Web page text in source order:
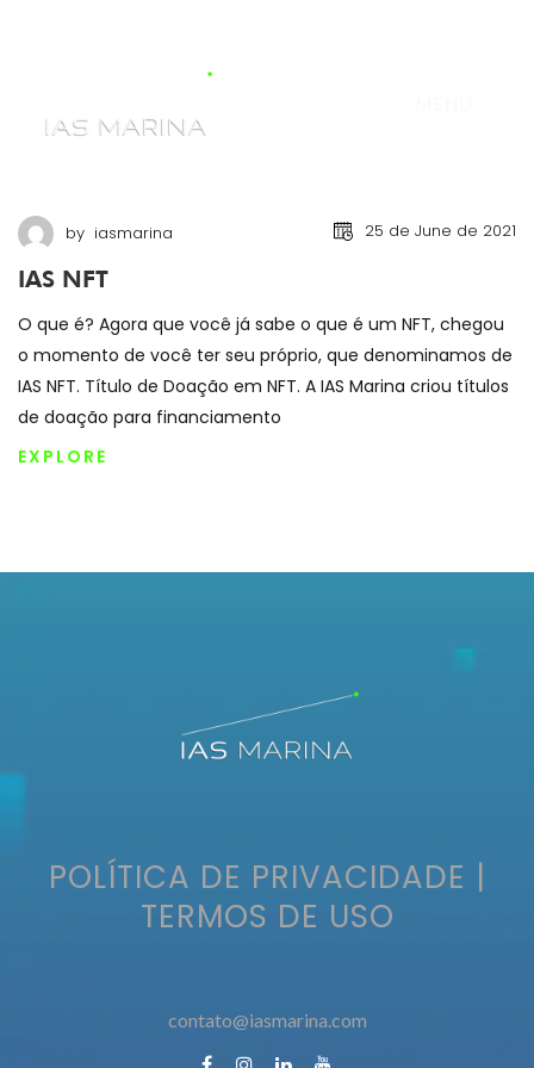
by iasmarina 25 de June de 2021
IAS NFT
O que é? Agora que você já sabe o que é um NFT, chegou
o momento de você ter seu próprio, que denominamos de
IAS NFT. Título de Doação em NFT. A IAS Marina criou títulos
de doação para financiamento
EXPLORE
POLÍTICA DE PRIVACIDADE |
TERMOS DE USO
contato@iasmarina.com